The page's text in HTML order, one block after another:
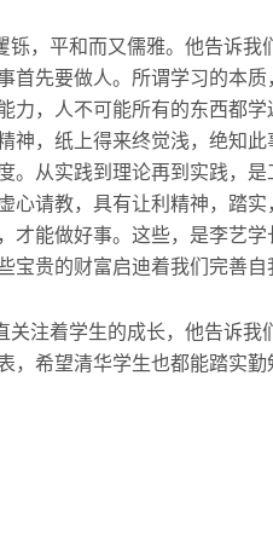
，平和而又儒雅。他告诉
首先要做人。所谓学习的本
力，人不可能所有的东西都
神，纸上得来终觉浅，绝知
。从实践到理论再到实践，
心请教，具有让利精神，踏
才能做好事。这些，是李艺
贵的财富启迪着我们完善自
注着学生的成长，他告诉
，希望清华学生也都能踏实勤